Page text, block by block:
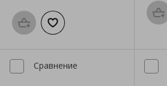
Προσθήκη στο καλάθι
Добави към списъка с
Сравнение